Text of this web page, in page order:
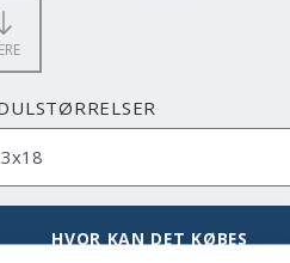
HVOR KAN DET KØBES